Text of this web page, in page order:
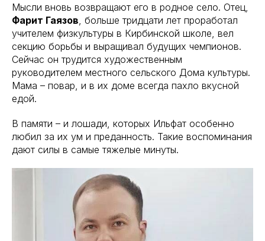
Мысли вновь возвращают его в родное село. Отец,
Фарит Гаязов , больше тридцати лет проработал
учителем физкультуры в Кирбинской школе, вел
секцию борьбы и выращивал будущих чемпионов.
Сейчас он трудится художественным
руководителем местного сельского Дома культуры.
Мама – повар, и в их доме всегда пахло вкусной
едой.
В памяти – и лошади, которых Ильфат особенно
любил за их ум и преданность. Такие воспоминания
дают силы в самые тяжелые минуты.